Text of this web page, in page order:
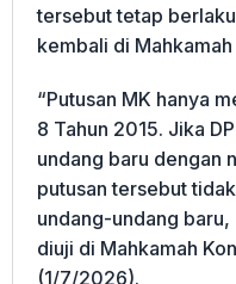
tersebut tetap
kembali di
“Putusan MK hanya
8 Tahun 2015. Jika
undang baru dengan
putusan tersebut
undang-undang
diuji di Mahkamah
(1/7/2026).